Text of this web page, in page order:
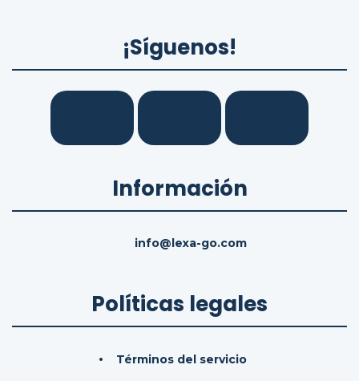
¡Síguenos!
Información
info@lexa-go.com
Políticas legales
Términos del servicio